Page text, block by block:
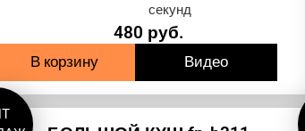
секунд
480 руб.
В корзину Видео